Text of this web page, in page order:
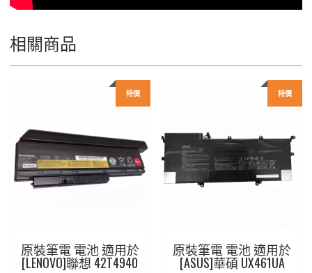
相關商品
特價
原裝筆電 電池 適用於
[LENOVO]聯想 42T4940
特價
原裝筆電 電池 適用於
[ASUS]華碩 UX461UA